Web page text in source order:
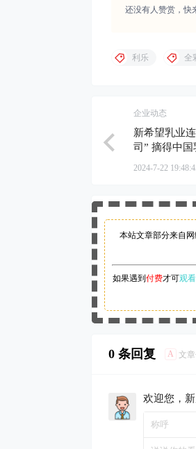
还没有人赞赏，快
利乐 全
企业动态
新希望乳业
司” 摘得中
2024-7-22
本站文章部分来自
如果遇到 付费才可观看
0 条回复 A 文
欢迎您，